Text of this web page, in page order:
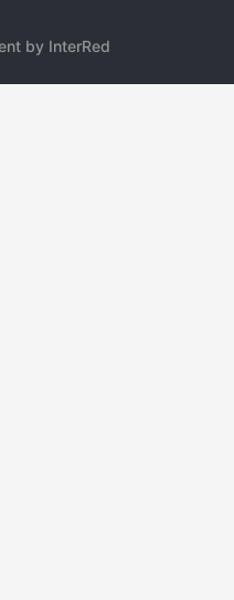
by InterRed